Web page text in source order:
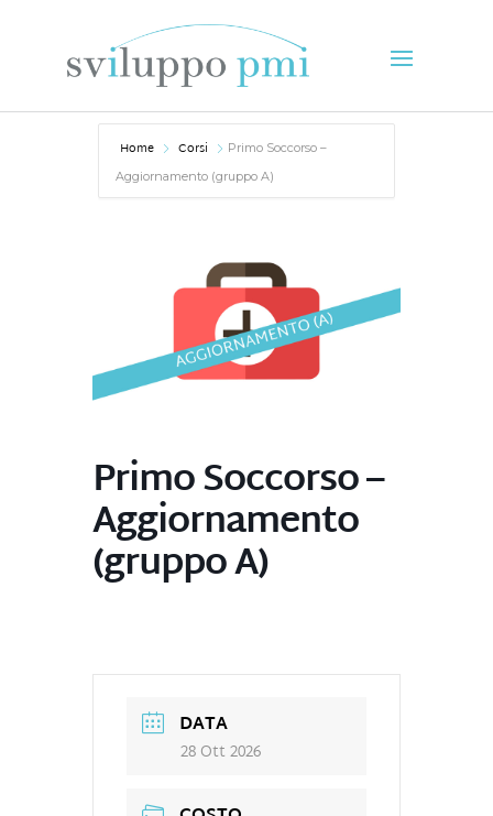
Home Corsi
Primo Soccorso –
Aggiornamento (gruppo A)
Primo Soccorso –
Aggiornamento
(gruppo A)
DATA
28 Ott 2026